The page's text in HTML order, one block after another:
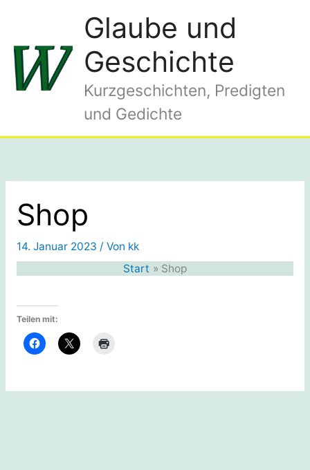
springen
Glaube und
Geschichte
Kurzgeschichten, Predigten
und Gedichte
Shop
14. Januar 2023 / Von kk
Start
Shop
Teilen mit: